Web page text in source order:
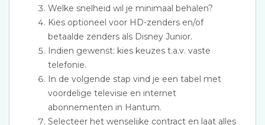
Welke snelheid wil je minimaal behalen?
Kies optioneel voor HD-zenders en/of
betaalde zenders als Disney Junior.
Indien gewenst: kies keuzes t.a.v. vaste
telefonie.
In de volgende stap vind je een tabel met
voordelige televisie en internet
abonnementen in Hantum.
Selecteer het wenselijke contract en laat alles